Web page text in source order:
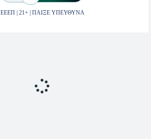
ΕΕΕΠ | 21+ | ΠΑΙΞΕ ΥΠΕΥΘΥΝΑ